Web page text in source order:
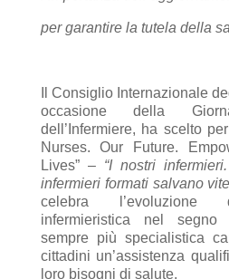
per garantire la tutela della
Il Consiglio Internazionale
occasione della
dell’Infermiere, ha scelto
Nurses. Our Future.
Lives” – “I nostri
infermieri formati salvano
celebra l’evoluzione
infermieristica nel
sempre più specialistica
cittadini un’assistenza
loro bisogni di salute.